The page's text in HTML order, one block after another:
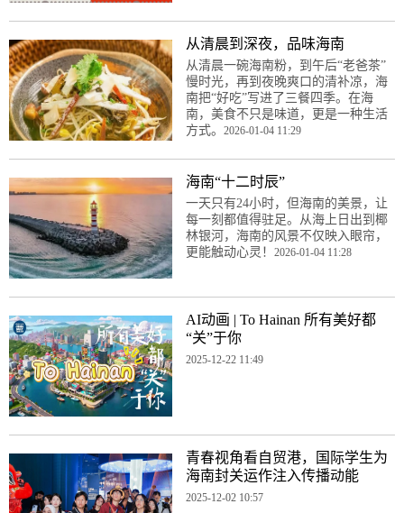
从清晨到深夜，品味海南
从清晨一碗海南粉，到午后“老爸茶”
慢时光，再到夜晚爽口的清补凉，海
南把“好吃”写进了三餐四季。在海
南，美食不只是味道，更是一种生活
方式。 2026-01-04 11:29
海南“十二时辰”
一天只有24小时，但海南的美景，让
每一刻都值得驻足。从海上日出到椰
林银河，海南的风景不仅映入眼帘，
更能触动心灵！ 2026-01-04 11:28
AI动画 | To Hainan 所有美好都
“关”于你
2025-12-22 11:49
青春视角看自贸港，国际学生为
海南封关运作注入传播动能
2025-12-02 10:57